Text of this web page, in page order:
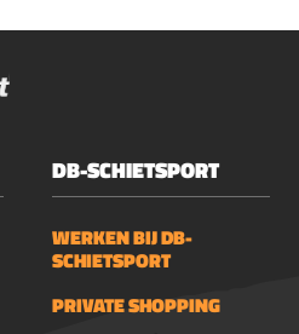
DB-SCHIETSPORT
WERKEN BIJ DB-
SCHIETSPORT
PRIVATE SHOPPING